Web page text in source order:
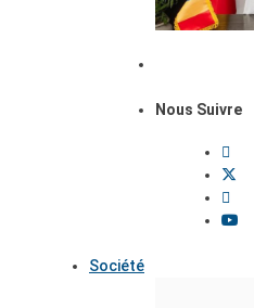
Nous Suivre
Société